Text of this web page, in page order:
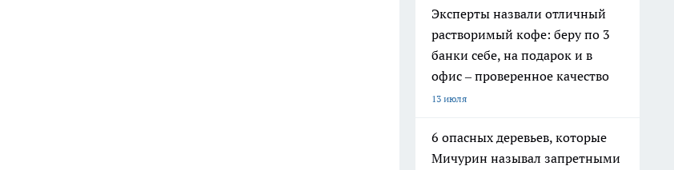
Эксперты назвали отличный
растворимый кофе: беру по 3
банки себе, на подарок и в
офис – проверенное качество
13 июля
6 опасных деревьев, которые
Мичурин называл запретными